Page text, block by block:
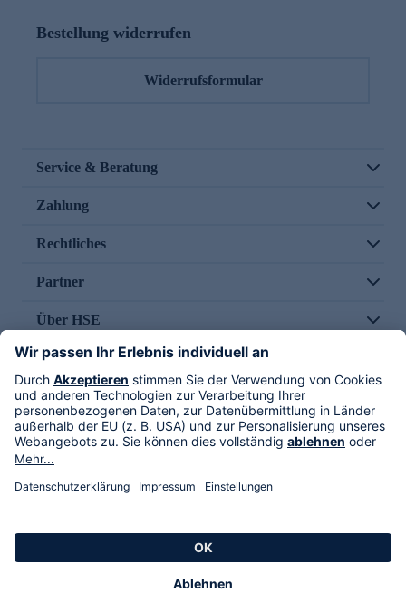
Bestellung widerrufen
Widerrufsformular
Service & Beratung
Zahlung
Rechtliches
Partner
Über HSE
Im TV
HSE International